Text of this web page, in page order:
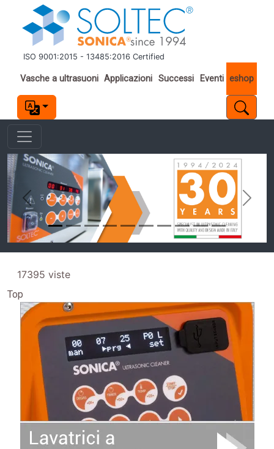
Salta al contenuto principale
ISO 9001:2015 - 13485:2016 Certified
Important links
Vasche a ultrasuoni Applicazioni Successi Eventi eshop
Previous Next
17395 viste
Top
Image